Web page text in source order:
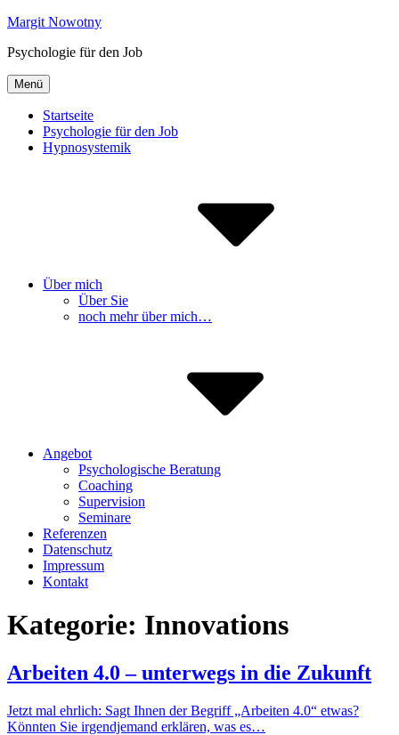
Inhalte
Margit Nowotny
Psychologie für den Job
Menü
Startseite
Psychologie für den Job
Hypnosystemik
Über mich
Über Sie
noch mehr über mich…
Angebot
Psychologische Beratung
Coaching
Supervision
Seminare
Referenzen
Datenschutz
Impressum
Kontakt
Kategorie: Innovations
Arbeiten 4.0 – unterwegs in die Zukunft
Jetzt mal ehrlich: Sagt Ihnen der Begriff „Arbeiten 4.0“ etwas?
Könnten Sie irgendjemand erklären, was es…